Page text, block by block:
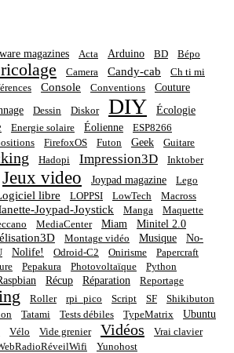
magazines Acta Arduino BD
Bépo
Camera Candy-cab
Ch ti mi
Console Conventions Couture
Dessin Diskor DIY Écologie
Energie solaire Éolienne
ESP8266
FirefoxOS Futon Geek
Guitare
Hadopi Impression3D Inktober
Jeux video Joypad magazine Lego
libre LOPPSI LowTech Macross
Joypad-Joystick Manga Maquette
MediaCenter Miam Minitel 2.0
Montage vidéo Musique
No-
Nolife! Odroid-C2 Onirisme
Papercraft
Pepakura Photovoltaïque Python
Récup Réparation Reportage
Roller rpi_pico Script SF
Shikibuton
Tatami Tests débiles TypeMatrix Ubuntu
Vélo Vide grenier Vidéos
Vrai clavier
Yunohost